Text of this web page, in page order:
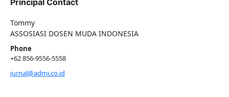
Tommy
ASSOSIASI DOSEN MUDA INDONESIA
Phone
+62 856-9556-5558
jurnal@admi.co.id